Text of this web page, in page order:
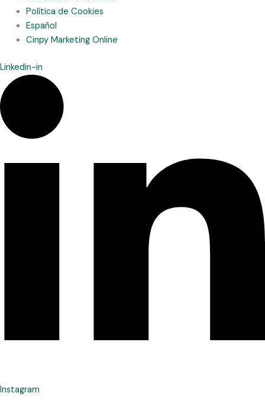
Política de Cookies
Español
Cinpy Marketing Online
Linkedin-in
Instagram